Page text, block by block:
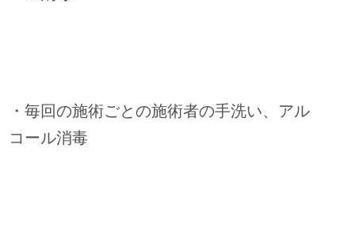
・毎回の施術ごとの施術者の手洗い、アル
コール消毒